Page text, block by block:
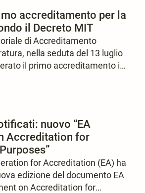
massimi di velocità definiti
Strada, i cosiddetti autovelox.
accreditamento per la
il Decreto MIT
di Accreditamento
nella seduta del 13 luglio
il primo accreditamento in
dei dispositivi alcolock.
nuovo “EA
Accreditation for
for Accreditation (EA) ha
edizione del documento EA
on Accreditation for